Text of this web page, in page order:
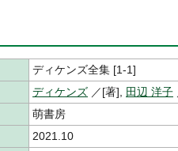
ディケンズ全集 [1-1]
ディケンズ ／[著], 田辺 洋子
萌書房
2021.10